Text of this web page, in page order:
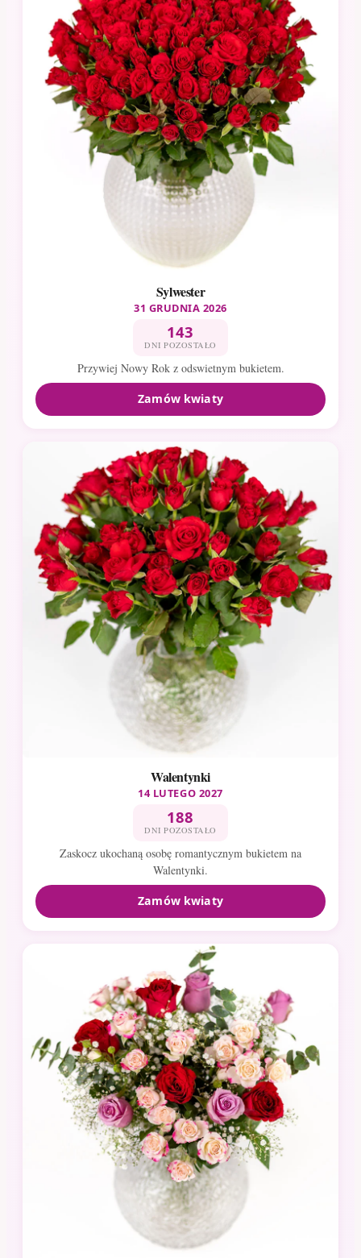
Sylwester
31 GRUDNIA 2026
143
DNI POZOSTAŁO
Przywiej Nowy Rok z odswietnym bukietem.
Zamów kwiaty
Walentynki
14 LUTEGO 2027
188
DNI POZOSTAŁO
Zaskocz ukochaną osobę romantycznym bukietem na
Walentynki.
Zamów kwiaty